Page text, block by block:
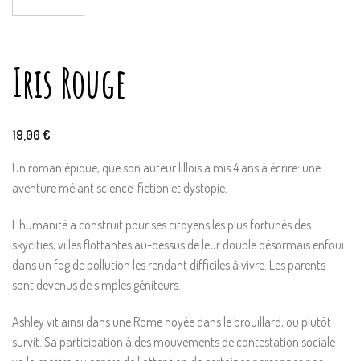
Iris Rouge
19,00 €
Un roman épique, que son auteur lillois a mis 4 ans à écrire: une
aventure mélant science-fiction et dystopie.
L’humanité a construit pour ses citoyens les plus fortunés des
skycities, villes flottantes au-dessus de leur double désormais enfoui
dans un fog de pollution les rendant difficiles à vivre. Les parents
sont devenus de simples géniteurs.
Ashley vit ainsi dans une Rome noyée dans le brouillard, ou plutôt
survit. Sa participation à des mouvements de contestation sociale